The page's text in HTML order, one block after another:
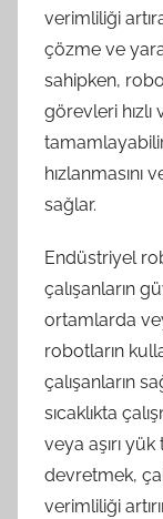
verimliliği
çözme ve
sahipken,
görevleri
hızlanmasını
sağlar.
Endüstriyel
çalışanların
ortamlarda
robotların
çalışanların
sıcaklıkta
veya aşırı
devretmek,
verimliliği